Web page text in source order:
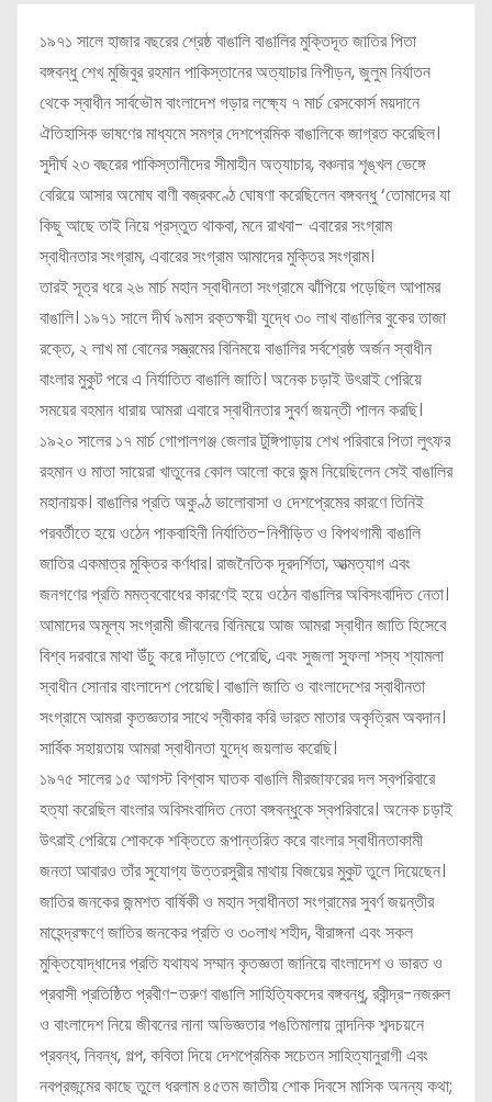
১৯৭১ সালে হাজার বছরের শ্রেষ্ঠ বাঙালি বাঙালির মুক্তিদূত জাতির পিতা
বঙ্গবন্ধু শেখ মুজিবুর রহমান পাকিস্তানের অত্যাচার নিপীড়ন, জুলুম নির্যাতন
থেকে স্বাধীন সার্বভৌম বাংলাদেশ গড়ার লক্ষ্যে ৭ মার্চ রেসকোর্স ময়দানে
ঐতিহাসিক ভাষণের মাধ্যমে সমগ্র দেশপ্রেমিক বাঙালিকে জাগ্রত করেছিল।
সুদীর্ঘ ২৩ বছরের পাকিস্তানীদের সীমাহীন অত্যাচার, বঞ্চনার শৃঙ্খল ভেঙ্গে
বেরিয়ে আসার অমোঘ বাণী বজ্রকণ্ঠে ঘোষণা করেছিলেন বঙ্গবন্ধু ‘তোমাদের যা
কিছু আছে তাই নিয়ে প্রস্তুত থাকবা, মনে রাখবা- এবারের সংগ্রাম
স্বাধীনতার সংগ্রাম, এবারের সংগ্রাম আমাদের মুক্তির সংগ্রাম।
তারই সূত্র ধরে ২৬ মার্চ মহান স্বাধীনতা সংগ্রামে ঝাঁপিয়ে পড়েছিল আপামর
বাঙালি। ১৯৭১ সালে দীর্ঘ ৯মাস রক্তক্ষয়ী যুদ্ধে ৩০ লাখ বাঙালির বুকের তাজা
রক্তে, ২ লাখ মা বোনের সম্ভ্রমের বিনিময়ে বাঙালির সর্বশ্রেষ্ঠ অর্জন স্বাধীন
বাংলার মুকুট পরে এ নির্যাতিত বাঙালি জাতি। অনেক চড়াই উৎরাই পেরিয়ে
সময়ের বহমান ধারায় আমরা এবারে স্বাধীনতার সুবর্ণ জয়ন্তী পালন করছি।
১৯২০ সালের ১৭ মার্চ গোপালগঞ্জ জেলার টুঙ্গিপাড়ায় শেখ পরিবারে পিতা লুৎফর
রহমান ও মাতা সায়েরা খাতুনের কোল আলো করে জন্ম নিয়েছিলেন সেই বাঙালির
মহানায়ক। বাঙালির প্রতি অকুণ্ঠ ভালোবাসা ও দেশপ্রেমের কারণে তিনিই
পরবর্তীতে হয়ে ওঠেন পাকবাহিনী নির্যাতিত-নিপীড়িত ও বিপথগামী বাঙালি
জাতির একমাত্র মুক্তির কর্ণধার। রাজনৈতিক দূরদর্শিতা, আত্মত্যাগ এবং
জনগণের প্রতি মমত্ববোধের কারণেই হয়ে ওঠেন বাঙালির অবিসংবাদিত নেতা।
আমাদের অমূল্য সংগ্রামী জীবনের বিনিময়ে আজ আমরা স্বাধীন জাতি হিসেবে
বিশ্ব দরবারে মাথা উঁচু করে দাঁড়াতে পেরেছি, এবং সুজলা সুফলা শস্য শ্যামলা
স্বাধীন সোনার বাংলাদেশ পেয়েছি। বাঙালি জাতি ও বাংলাদেশের স্বাধীনতা
সংগ্রামে আমরা কৃতজ্ঞতার সাথে স্বীকার করি ভারত মাতার অকৃত্রিম অবদান।
সার্বিক সহায়তায় আমরা স্বাধীনতা যুদ্ধে জয়লাভ করেছি।
১৯৭৫ সালের ১৫ আগস্ট বিশ্বাস ঘাতক বাঙালি মীরজাফরের দল স্বপরিবারে
হত্যা করেছিল বাংলার অবিসংবাদিত নেতা বঙ্গবন্ধুকে স্বপরিবারে। অনেক চড়াই
উৎরাই পেরিয়ে শোককে শক্তিতে রূপান্তরিত করে বাংলার স্বাধীনতাকামী
জনতা আবারও তাঁর সুযোগ্য উত্তরসুরীর মাথায় বিজয়ের মুকুট তুলে দিয়েছেন।
জাতির জনকের জন্মশত বার্ষিকী ও মহান স্বাধীনতা সংগ্রামের সুবর্ণ জয়ন্তীর
মাহেন্দ্রক্ষণে জাতির জনকের প্রতি ও ৩০লাখ শহীদ, বীরাঙ্গনা এবং সকল
মুক্তিযোদ্ধাদের প্রতি যথাযথ সম্মান কৃতজ্ঞতা জানিয়ে বাংলাদেশ ও ভারত ও
প্রবাসী প্রতিষ্ঠিত প্রবীণ-তরুণ বাঙালি সাহিত্যিকদের বঙ্গবন্ধু, রবীন্দ্র-নজরুল
ও বাংলাদেশ নিয়ে জীবনের নানা অভিজ্ঞতার পঙতিমালায় নান্দনিক শব্দচয়নে
প্রবন্ধ, নিবন্ধ, গল্প, কবিতা দিয়ে দেশপ্রেমিক সচেতন সাহিত্যানুরাগী এবং
নবপ্রজন্মের কাছে তুলে ধরলাম ৪৫তম জাতীয় শোক দিবসে মাসিক অনন্য কথা;